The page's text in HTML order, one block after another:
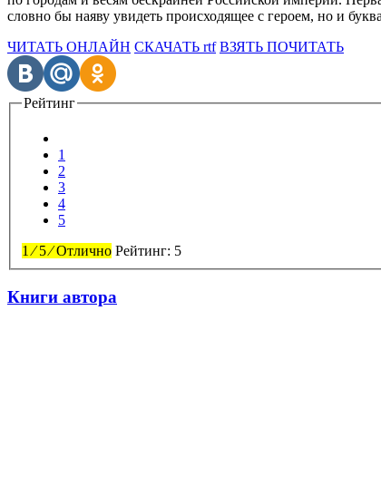
словно бы наяву увидеть происходящее с героем, но и
ЧИТАТЬ ОНЛАЙН СКАЧАТЬ rtf ВЗЯТЬ ПОЧИТАТЬ
Рейтинг
1
2
3
4
5
1⁄5⁄Отлично Рейтинг: 5
Книги автора